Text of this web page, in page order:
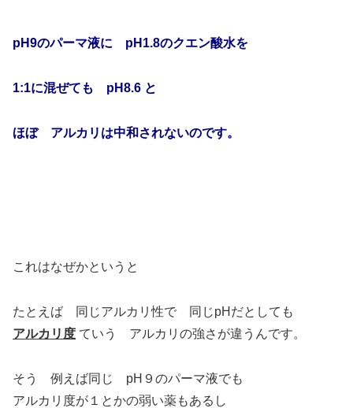
pH9のパーマ液に pH1.8のクエン酸水を
1:1に混ぜても pH8.6 と
ほぼ アルカリは中和されないのです。
これはなぜかというと
たとえば 同じアルカリ性で 同じpHだとしても
アルカリ度 ていう アルカリの強さが違うんです。
そう 例えば同じ pH９のパーマ液でも
アルカリ度が１とかの弱い薬もあるし